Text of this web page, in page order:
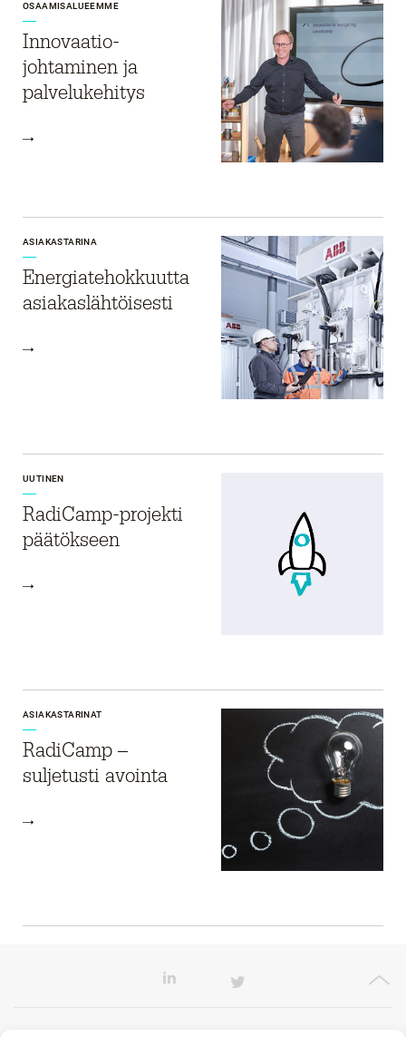
OSAAMISALUEEMME
Innovaatio­
johtaminen ja
palvelukehitys
ASIAKASTARINA
Energia­­tehokkuutta
asiakas­­lähtöisesti
UUTINEN
RadiCamp-projekti
päätökseen
ASIAKASTARINAT
RadiCamp –
suljetusti avointa